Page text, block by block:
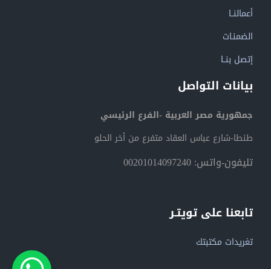
أعمالنــا
الضمنـات
إتصل بنــا
بيانات التواصل
جمهورية مصر العربية -الفرع الرئيسي
طنطا-شارع عباس العقاد متفرع من أخر الحلو
تليفون-واتس: 00201014097240
تابعنا على تويتـر
تغريدات مكتبتك